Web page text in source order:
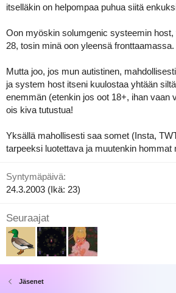
itselläkin on helpompaa puhua siitä
Oon myöskin solumgenic systeemin
28, tosin minä oon yleensä fronttaamassa.
Mutta joo, jos mun autistinen,
ja system host itseni kuulostaa yhtään
enemmän (etenkin jos oot 18+, ihan vaan
ois kiva tutustua!
Yksällä mahollisesti saa somet (Insta,
tarpeeksi luotettava ja muutenkin hommat
Syntymäpäivä
24.3.2003 (Ikä: 23)
Seuraajat
Jäsenet